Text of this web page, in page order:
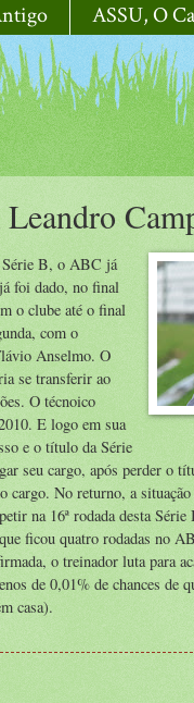
ASSU, O
Série B, o ABC já
foi dado, no final
o clube até o final
com o
Anselmo. O
se transferir ao
O técnoico
E logo em sua
e o título da Série
seu cargo, após perder o
cargo. No returno, a
na 16ª rodada desta
ficou quatro rodadas no
o treinador luta para
de 0,01% de chances de
casa).